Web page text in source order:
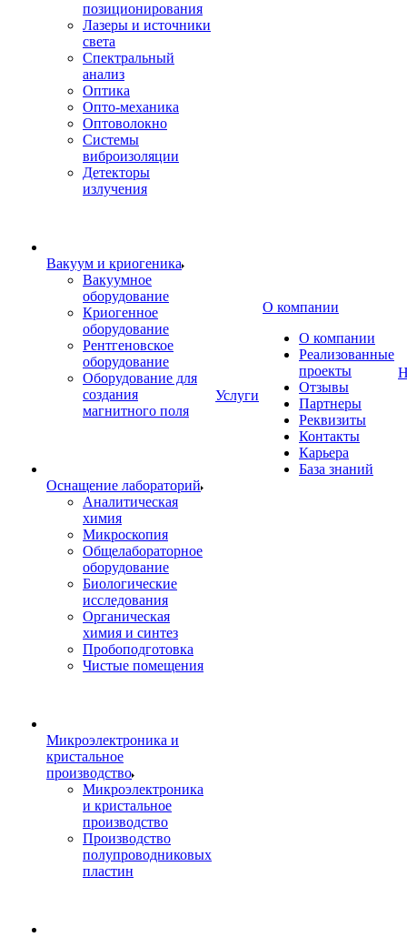
позиционирования
Лазеры и источники
света
Спектральный
анализ
Оптика
Опто-механика
Оптоволокно
Системы
виброизоляции
Детекторы
излучения
Вакуум и криогеника
Вакуумное
оборудование
Криогенное
оборудование
Рентгеновское
оборудование
Оборудование для
создания
магнитного поля
Оснащение лабораторий
Аналитическая
химия
Микроскопия
Общелабораторное
оборудование
Биологические
исследования
Органическая
химия и синтез
Пробоподготовка
Чистые помещения
Микроэлектроника и
кристальное
производство
Микроэлектроника
и кристальное
производство
Производство
полупроводниковых
пластин
Услуги
О компании
О компании
Реализованные
проекты
Отзывы
Партнеры
Реквизиты
Контакты
Карьера
База знаний